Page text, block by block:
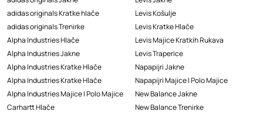
adidas originals Kratke hlače
adidas originals Trenirke
Alpha Industries Hlače
Alpha Industries Jakne
Alpha Industries Kratke Hlače
Alpha Industries Kratke Hlače
Alpha Industries Majice I Polo Majice
Carhartt Hlače
Levis Košulje
Levis Kratke Hlače
Levis Majice Kratkih Rukava
Levis Traperice
Napapijri Jakne
Napapijri Majice I Polo Majice
New Balance Jakne
New Balance Trenirke